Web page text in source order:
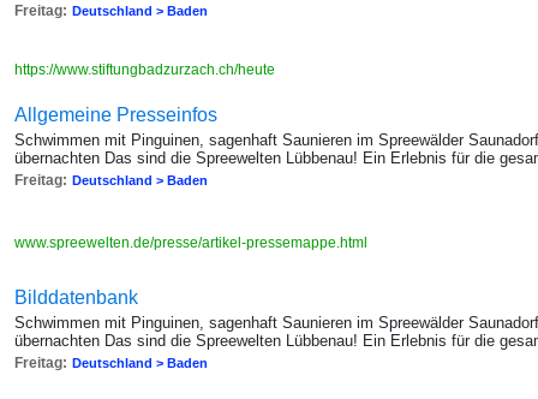
Freitag: Deutschland > Baden
https://www.stiftungbadzurzach.ch/heute
Allgemeine Presseinfos
Schwimmen mit Pinguinen, sagenhaft Saunieren im Spreewälder
übernachten Das sind die Spreewelten Lübbenau! Ein Erlebnis für die
Freitag: Deutschland > Baden
www.spreewelten.de/presse/artikel-pressemappe.html
Bilddatenbank
Schwimmen mit Pinguinen, sagenhaft Saunieren im Spreewälder
übernachten Das sind die Spreewelten Lübbenau! Ein Erlebnis für die
Freitag: Deutschland > Baden